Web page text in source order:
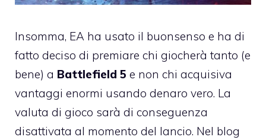
Insomma, EA ha usato il buonsenso e ha di
fatto deciso di premiare chi giocherà tanto (e
bene) a Battlefield 5 e non chi acquisiva
vantaggi enormi usando denaro vero. La
valuta di gioco sarà di conseguenza
disattivata al momento del lancio. Nel blog